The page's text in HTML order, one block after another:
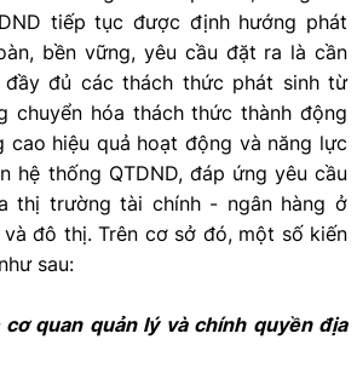
tiếp tục được định hướng phát
bền vững, yêu cầu đặt ra là cần
đủ các thách thức phát sinh từ
chuyển hóa thách thức thành động
cao hiệu quả hoạt động và năng lực
hệ thống QTDND, đáp ứng yêu cầu
thị trường tài chính - ngân hàng ở
đô thị. Trên cơ sở đó, một số kiến
sau:
quan quản lý và chính quyền địa